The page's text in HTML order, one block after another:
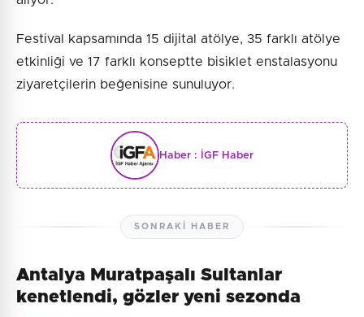
Festival kapsamında 15 dijital atölye, 35 farklı atölye
etkinliği ve 17 farklı konseptte bisiklet enstalasyonu
ziyaretçilerin beğenisine sunuluyor.
Haber : İGF Haber
SONRAKI HABER
Antalya Muratpaşalı Sultanlar
kenetlendi, gözler yeni sezonda